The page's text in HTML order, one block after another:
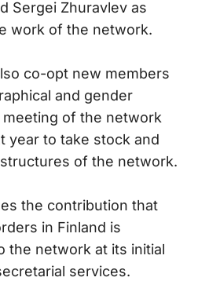
Sergei Zhuravlev as
work of the network.
co-opt new members
and gender
of the network
year to take stock and
of the network.
the contribution that
in Finland is
the network at its initial
services.